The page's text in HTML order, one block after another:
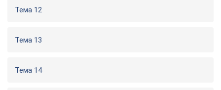
Тема 12
Тема 13
Тема 14